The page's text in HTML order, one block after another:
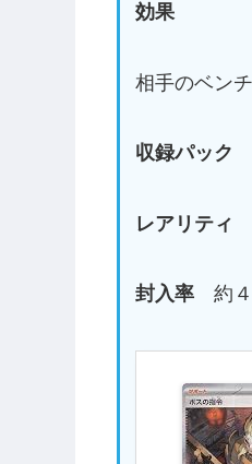
効果
相手のベン
収録パック
レアリティ
封入率 約